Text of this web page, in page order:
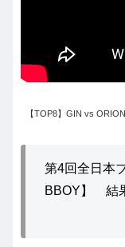
【TOP8】GIN vs ORION
第4回全日本
BBOY】 結